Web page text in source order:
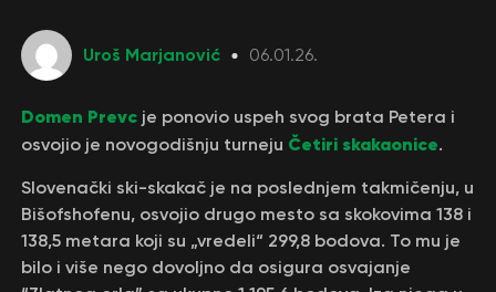
Uroš Marjanović 06.01.26.
Domen Prevcje ponovio uspeh svog brata Petera i
osvojio je novogodišnju turneju Četiri skakaonice.
Slovenački ski-skakač je na poslednjem takmičenju, u
Bišofshofenu, osvojio drugo mesto sa skokovima 138 i
138,5 metara koji su „vredeli“ 299,8 bodova. To mu je
bilo i više nego dovoljno da osigura osvajanje